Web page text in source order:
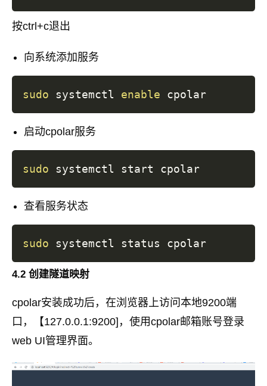
按ctrl+c退出
向系统添加服务
sudo systemctl enable
启动cpolar服务
sudo
查看服务状态
sudo
4.2 创建隧道映射
cpolar安装成功后，在浏览器上访问本地9200端
口，【127.0.0.1:9200]，使用cpolar邮箱账号登录
web UI管理界面。